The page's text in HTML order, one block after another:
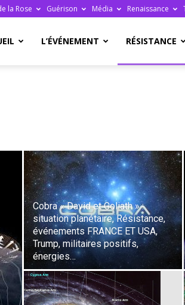
la Rose Guérison Média Renaissance
L’ÉVÉNEMENT RÉSISTANCE
Cobra « David et Goliath » :
situation planétaire, Résistance,
événements FRANCE ET USA,
Trump, militaires positifs,
énergies…